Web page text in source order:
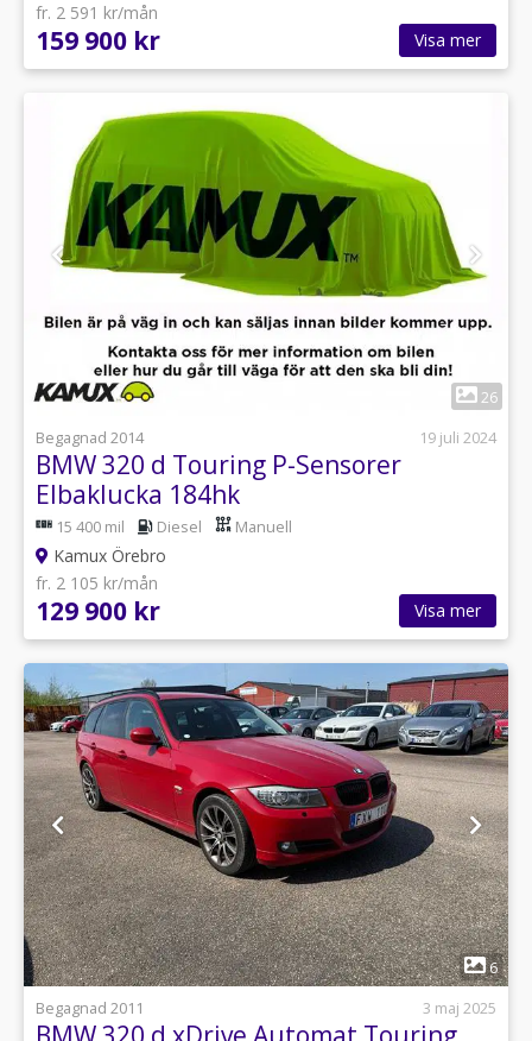
fr. 2 591 kr/mån
159 900 kr Visa mer
26
Begagnad 2014
19 juli 2024
BMW 320 d Touring P-Sensorer
Elbaklucka 184hk
15 400 mil Diesel Manuell
Kamux Örebro
fr. 2 105 kr/mån
129 900 kr Visa mer
1
6
Begagnad 2011
3 maj 2025